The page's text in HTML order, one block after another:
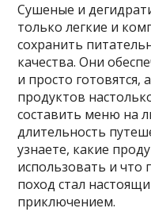
Сушеные и
только легкие и
сохранить
качества. Они
и просто готовятся,
продуктов
составить меню на
длительность
узнаете, какие
использовать и
поход стал
приключением.